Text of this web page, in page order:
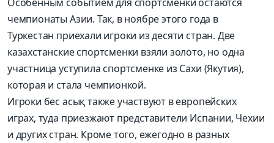
чемпионаты Азии. Так, в ноябре этого года в
Туркестан приехали игроки из десяти стран. Две
казахстанские спортсменки взяли золото, но одна
участница уступила спортсменке из Сахи (Якутия),
которая и стала чемпионкой.
Игроки бес асық также участвуют в европейских
играх, туда приезжают представители Испании, Чехии
и других стран. Кроме того, ежегодно в разных